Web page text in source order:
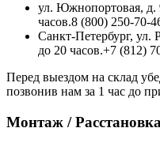
ул. Южнопортовая, д.
часов.8 (800) 250-70-
Санкт-Петербург, ул.
до 20 часов.+7 (812)
Перед выездом на склад
позвонив нам за 1 час до
Монтаж / Расстановка